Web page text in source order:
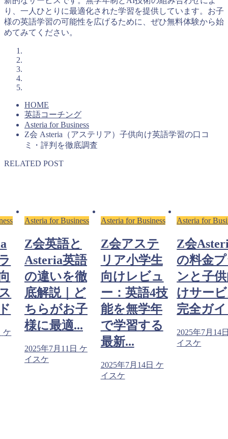
り、一人ひとりに最適化された学習を提供しています。お子
様の英語学習の可能性を広げるために、ぜひ無料体験から始
めてみてください。
HOME
英語コーチング
Asteria for Business
Z会 Asteria（アステリア）子供向け英語学習の口コ
ミ・評判を徹底調査
RELATED POST
ケ
Asteria for Business
Z会英語と
Asteria英語
の違いを徹
底解説｜ど
ちらがお子
様に最適...
2025年7月11日 ケ
イスケ
Asteria for Business
Z会アステ
リア小学生
向けレビュ
ー：英語4技
能を無学年
で学習する
最新...
2025年7月14日 ケ
イスケ
Asteria for
Z会
の料金
ンと子
けサー
完全ガ
2025年7月14
イスケ